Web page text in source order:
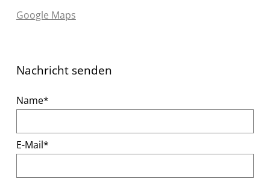
Google Maps
Nachricht senden
Pflichtfeld
Name*
Pflichtfeld
E-Mail*